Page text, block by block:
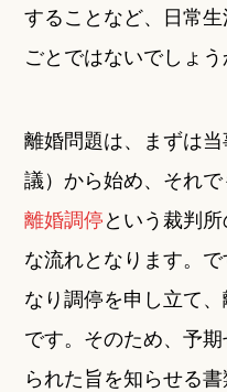
することなど、日常
ごとではないでしょう
離婚問題は、まずは
議）から始め、それ
離婚調停という裁判
な流れとなります。
なり調停を申し立て
です。そのため、予
られた旨を知らせる